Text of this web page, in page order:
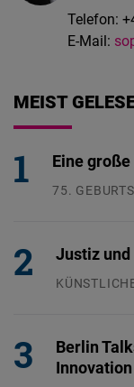
Telefon:
E-Mail:
MEIST
Eine
75.
Justiz und
Berlin